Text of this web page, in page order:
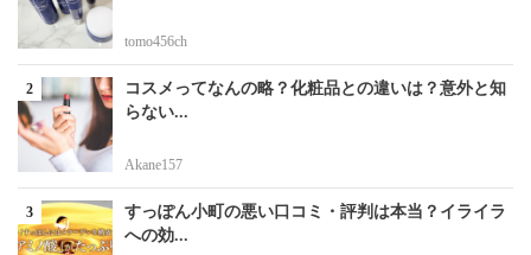
tomo456ch
コスメってなんの略？化粧品との違いは？意外と知
らない...
Akane157
すっぽん小町の悪い口コミ・評判は本当？イライラ
への効...